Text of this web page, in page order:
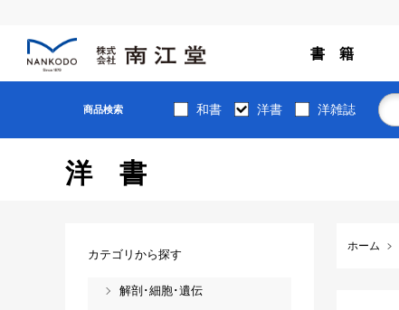
書 籍
商品検索 和書 洋書 洋雑誌
洋書
ホーム
カテゴリから探す
解剖･細胞･遺伝